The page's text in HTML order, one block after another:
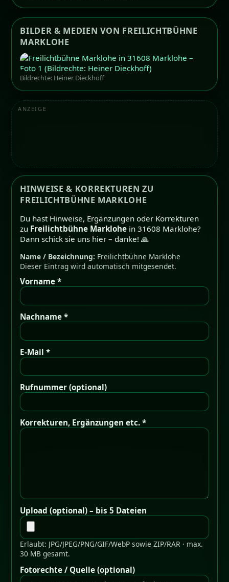
BILDER & MEDIEN VON FREILICHTBÜHNE
MARKLOHE
Bildrechte: Heiner Dieckhoff
ANZEIGE
HINWEISE & KORREKTUREN ZU
FREILICHTBÜHNE MARKLOHE
Du hast Hinweise, Ergänzungen oder Korrekturen
zu Freilichtbühne Marklohe in 31608 Marklohe?
Dann schick sie uns hier – danke! 🙏
Name / Bezeichnung: Freilichtbühne Marklohe
Dieser Eintrag wird automatisch mitgesendet.
Vorname *
Nachname *
E-Mail *
Rufnummer (optional)
Korrekturen, Ergänzungen etc. *
Upload (optional) – bis 5 Dateien
Erlaubt: JPG/JPEG/PNG/GIF/WebP sowie ZIP/RAR · max.
30 MB gesamt.
Fotorechte / Quelle (optional)